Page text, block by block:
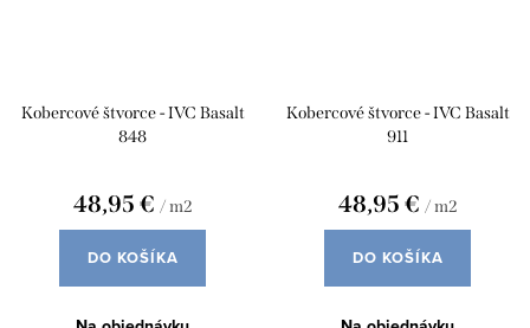
Kobercové štvorce - IVC Basalt
848
48,95 € / m2
DO KOŠÍKA
Kobercové štvorce - IVC Basalt
911
48,95 € / m2
DO KOŠÍKA